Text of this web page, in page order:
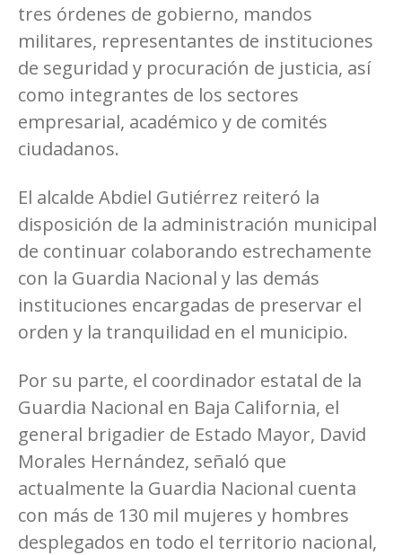
tres órdenes de gobierno, mandos
militares, representantes de instituciones
de seguridad y procuración de justicia, así
como integrantes de los sectores
empresarial, académico y de comités
ciudadanos.
El alcalde Abdiel Gutiérrez reiteró la
disposición de la administración municipal
de continuar colaborando estrechamente
con la Guardia Nacional y las demás
instituciones encargadas de preservar el
orden y la tranquilidad en el municipio.
Por su parte, el coordinador estatal de la
Guardia Nacional en Baja California, el
general brigadier de Estado Mayor, David
Morales Hernández, señaló que
actualmente la Guardia Nacional cuenta
con más de 130 mil mujeres y hombres
desplegados en todo el territorio nacional,